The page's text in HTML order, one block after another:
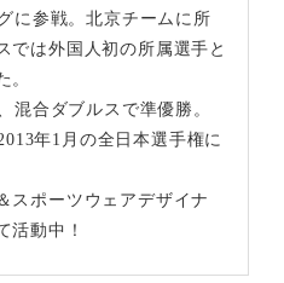
に参戦。北京チームに所
では外国人初の所属選手と
。
混合ダブルスで準優勝。
年1月の全日本選手権に
スポーツウェアデザイナ
活動中！